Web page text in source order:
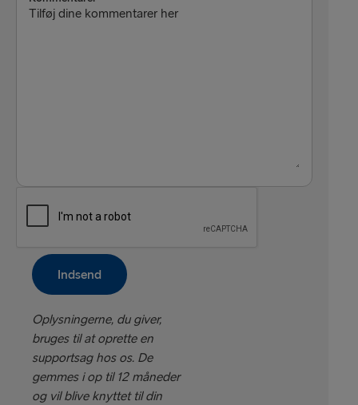
Tilføj dine kommentarer her
Indsend
Oplysningerne, du giver,
bruges til at oprette en
supportsag hos os. De
gemmes i op til 12 måneder
og vil blive knyttet til din